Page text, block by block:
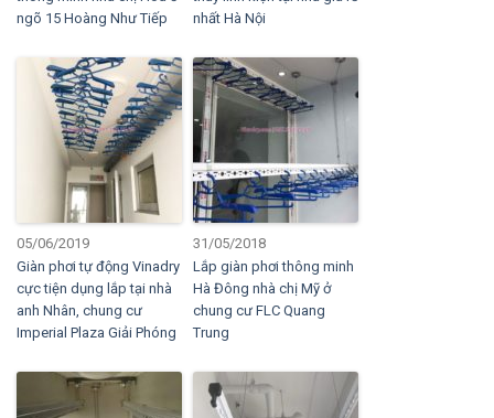
ngõ 15 Hoàng Như Tiếp
nhất Hà Nội
05/06/2019
Giàn phơi tự động Vinadry
cực tiện dụng lắp tại nhà
anh Nhân, chung cư
Imperial Plaza Giải Phóng
31/05/2018
Lắp giàn phơi thông minh
Hà Đông nhà chị Mỹ ở
chung cư FLC Quang
Trung